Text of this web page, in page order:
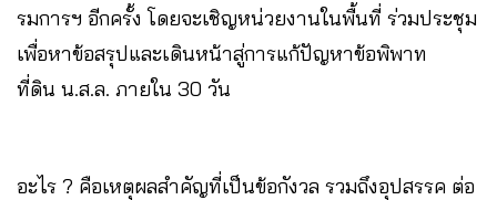
รมการฯ อีกครั้ง โดยจะเชิญหน่วยงานในพื้นที่ ร่วมประชุม
เพื่อหาข้อสรุปและเดินหน้าสู่การแก้ปัญหาข้อพิพาท
ที่ดิน น.ส.ล. ภายใน 30 วัน
อะไร ? คือเหตุผลสำคัญที่เป็นข้อกังวล รวมถึงอุปสรรค ต่อ